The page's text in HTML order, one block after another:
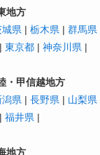
地方
城県 | 栃木県 | 群馬県
| 東京都 | 神奈川県 |
・ 甲信越地方
潟県 | 長野県 | 山梨県
| 福井県 |
地方